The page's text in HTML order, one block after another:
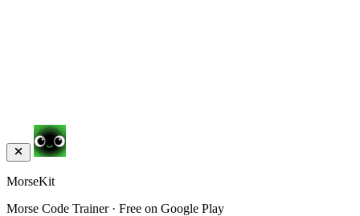
MorseKit
Morse Code Trainer · Free on Google Play